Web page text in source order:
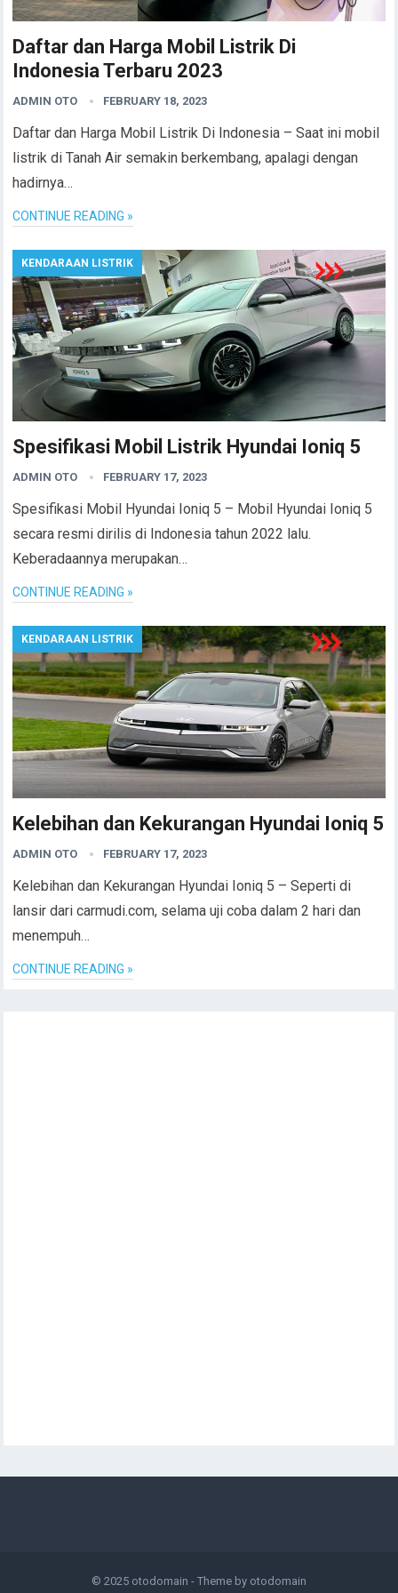
Daftar dan Harga Mobil Listrik Di
Indonesia Terbaru 2023
ADMIN OTO FEBRUARY 18, 2023
Daftar dan Harga Mobil Listrik Di Indonesia – Saat ini mobil
listrik di Tanah Air semakin berkembang, apalagi dengan
hadirnya…
CONTINUE READING »
KENDARAAN LISTRIK
Spesifikasi Mobil Listrik Hyundai Ioniq 5
ADMIN OTO FEBRUARY 17, 2023
Spesifikasi Mobil Hyundai Ioniq 5 – Mobil Hyundai Ioniq 5
secara resmi dirilis di Indonesia tahun 2022 lalu.
Keberadaannya merupakan…
CONTINUE READING »
KENDARAAN LISTRIK
Kelebihan dan Kekurangan Hyundai Ioniq 5
ADMIN OTO FEBRUARY 17, 2023
Kelebihan dan Kekurangan Hyundai Ioniq 5 – Seperti di
lansir dari carmudi.com, selama uji coba dalam 2 hari dan
menempuh…
CONTINUE READING »
© 2025 otodomain - Theme by otodomain